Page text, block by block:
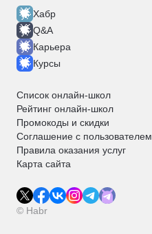
Хабр
Q&A
Карьера
Курсы
Список онлайн-школ
Рейтинг онлайн-школ
Промокоды и скидки
Соглашение с пользователем
Правила оказания услуг
Карта сайта
© Habr